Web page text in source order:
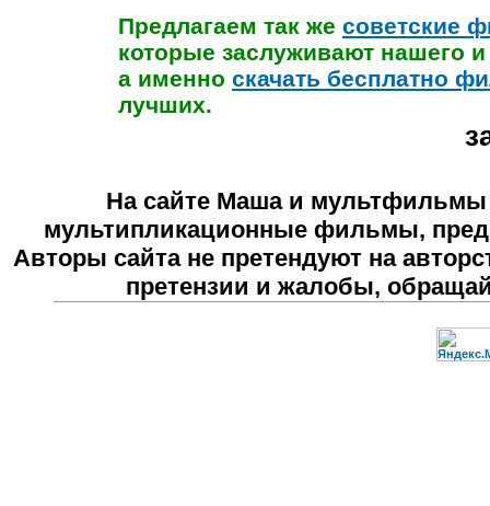
Предлагаем так же советские
которые заслуживают нашего
а именно скачать бесплатно
лучших.
На сайте Маша и мультфильмы
мультипликационные фильмы,
Авторы сайта не претендуют на
претензии и жалобы,